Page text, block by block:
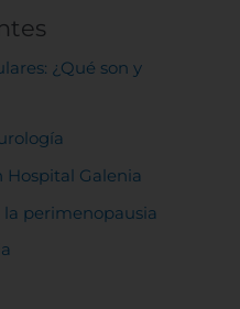
¿Qué son y
Hospital Galenia
perimenopausia